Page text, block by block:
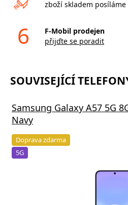
zboží skladem
6
F-Mobil prodejen
přijďte se poradit
SOUVISEJÍCÍ
Samsung Galaxy A57 5G
Navy
Doprava zdarma
5G